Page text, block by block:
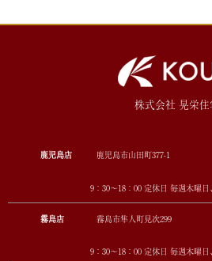
株式会社 晃栄住
鹿児島店 鹿児島市山田町377-1
9：30～18：00 定休日 毎週木曜日
霧島店 霧島市隼人町見次299
9：30～18：00 定休日 毎週木曜日